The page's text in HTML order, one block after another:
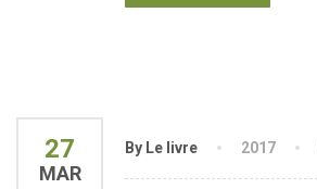
27
MAR
By Le livre 2017